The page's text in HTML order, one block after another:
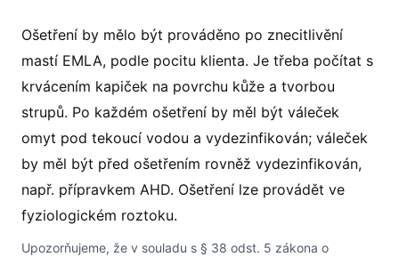
Ošetření by mělo být prováděno po znecitlivění
mastí EMLA, podle pocitu klienta. Je třeba počítat s
krvácením kapiček na povrchu kůže a tvorbou
strupů. Po každém ošetření by měl být váleček
omyt pod tekoucí vodou a vydezinfikován; váleček
by měl být před ošetřením rovněž vydezinfikován,
např. přípravkem AHD. Ošetření lze provádět ve
fyziologickém roztoku.
Upozorňujeme, že v souladu s § 38 odst. 5 zákona o